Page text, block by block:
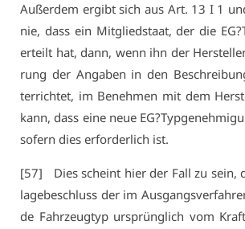
Au­ßer­dem er­gibt sich aus Art. 13 I 1
nie, dass ein Mit­glied­staat, der die
er­teilt hat, dann, wenn ihn der
rung der An­ga­ben in den
ter­rich­tet, im Be­neh­men mit dem
kann, dass ei­ne neue
so­fern dies er­for­der­lich ist.
[57] Dies scheint hier der Fall zu sein,
la­ge­be­schluss der im
de Fahr­zeug­typ ur­sprüng­lich vom